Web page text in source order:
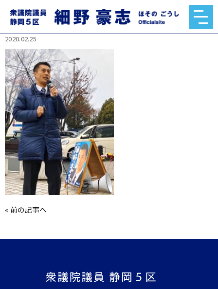
83472774_1407827559391002_384411369549175
1936_n.jpg
2020.02.25
«前の記事へ